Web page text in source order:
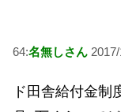
64:名無しさん
ド田舎給付金制